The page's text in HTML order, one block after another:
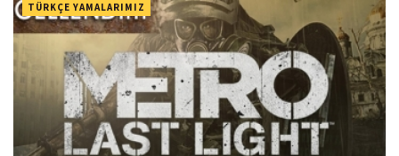
TÜRKÇE YAMALARIMIZ